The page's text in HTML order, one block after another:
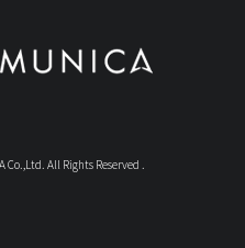
Co.,Ltd. All Rights Reserved .